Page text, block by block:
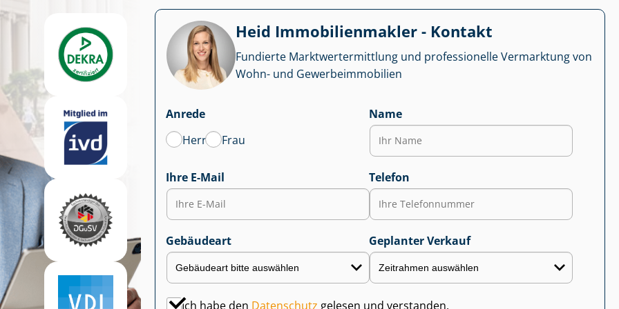
Heid Im­mo­bi­li­en­mak­ler - Kontakt
Fundierte Markt­wert­ermitt­lung und professionelle Vermarktung von
Wohn- und Ge­wer­be­im­mo­bi­li­en
Anrede
Herr
Frau
Name
Ihre E-Mail Telefon
Gebäudeart Geplanter Verkauf
Ich habe den Datenschutz gelesen und verstanden.